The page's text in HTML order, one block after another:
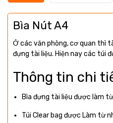
Bìa Nút A4
Ở các văn phòng, cơ quan thì
đựng tài liệu. Hiện nay các túi
Thông tin chi
Bìa đựng tài liệu được làm
Túi Clear bag được Làm từ